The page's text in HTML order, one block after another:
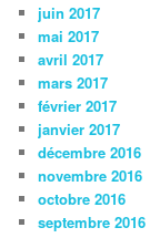
juin 2017
mai 2017
avril 2017
mars 2017
février 2017
janvier 2017
décembre 2016
novembre 2016
octobre 2016
septembre 2016